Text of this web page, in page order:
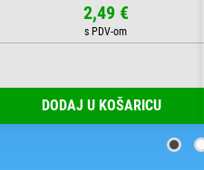
2,49 €
DODAJ U KOŠARICU